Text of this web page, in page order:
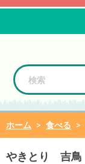
ホーム > 食べる >
やきとり 吉鳥